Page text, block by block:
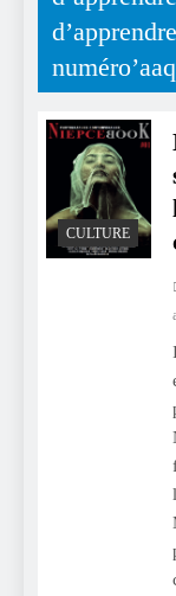
CULTURE